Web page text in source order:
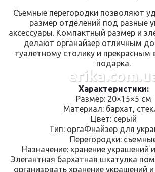
Съемные перегородки позволяют
размер отделений под разные
аксессуары. Компактный размер и
делают органайзер отличным
туалетному столику и прекрасным
подарка.
Характеристики:
Размер: 20×15×5 см
Материал: бархат,
Цвет: серый
Тип: оргаФнайзер для
Перегородки:
Назначение: хранение украшений
Элегантная бархатная шкатулка
организовать хранение украшений